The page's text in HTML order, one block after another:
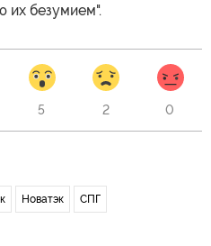
их безумием".
5 2 0
Новатэк СПГ